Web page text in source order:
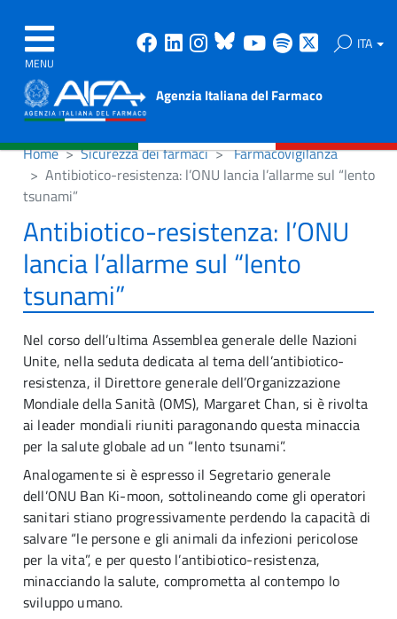
MENU
Facebook
Linkedin
Instagram
Bluesky
Youtube
Spotify ITA
Agenzia Italiana del Farmaco
Home Sicurezza dei farmaci
Farmacovigilanza
Antibiotico-resistenza: l’ONU lancia l’allarme sul “lento
tsunami”
Antibiotico-resistenza: l’ONU
lancia l’allarme sul “lento
tsunami”
Nel corso dell’ultima Assemblea generale delle Nazioni
Unite, nella seduta dedicata al tema dell’antibiotico-
resistenza, il Direttore generale dell’Organizzazione
Mondiale della Sanità (OMS), Margaret Chan, si è rivolta
ai leader mondiali riuniti paragonando questa minaccia
per la salute globale ad un “lento tsunami”.
Analogamente si è espresso il Segretario generale
dell’ONU Ban Ki-moon, sottolineando come gli operatori
sanitari stiano progressivamente perdendo la capacità di
salvare “le persone e gli animali da infezioni pericolose
per la vita”, e per questo l’antibiotico-resistenza,
minacciando la salute, comprometta al contempo lo
sviluppo umano.